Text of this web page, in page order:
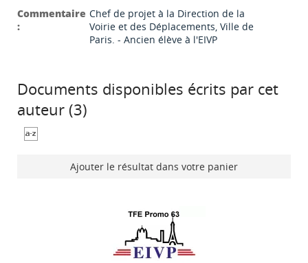
Commentaire
:
Chef de projet à la Direction de la
Voirie et des Déplacements, Ville de
Paris. - Ancien élève à l'EIVP
Documents disponibles écrits par cet
auteur (3)
Ajouter le résultat dans votre panier